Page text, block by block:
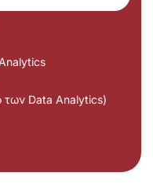
των Data Analytics)